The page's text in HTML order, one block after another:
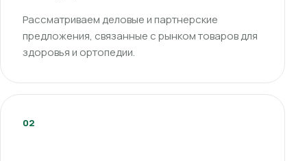
Рассматриваем деловые и партнерские
предложения, связанные с рынком товаров для
здоровья и ортопедии.
02